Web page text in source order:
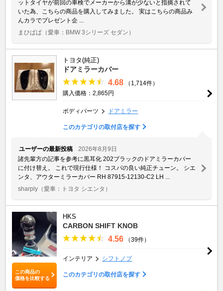
ットタイヤが前回の車検でメーカーから溝が少ないと指摘されて
いた為、こちらの商品を購入してみました。 実はこちらの商品み
んカラでプレゼント企 ...
まひぱぱ （愛車：BMW 3シリーズ セダン）
トヨタ(純正)
ドアミラーカバー
4.68
（1,714件）
購入価格：2,865円
ボディパーツ ドアミラー
このカテゴリの取付店を探す
ユーザーの最新投稿
2026年8月9日
諸先輩方の記事を参考に黒耳化 202ブラックのドアミラーカバー
に付け替え。 これで現行仕様！ コスパの良い純正チューン。 シエ
ンタ、アウターミラーカバー RH 87915-12130-C2 LH ...
sharply （愛車：トヨタ シエンタ）
この商品の
価格を比較する
HKS
CARBON SHIFT KNOB
4.56 （39件）
インテリア シフトノブ
このカテゴリの取付店を探す